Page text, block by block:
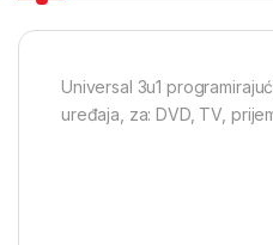
Universal 3u1
uređaja, za: DVD, TV,